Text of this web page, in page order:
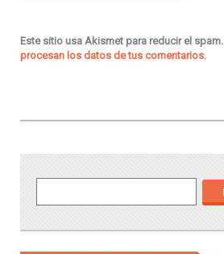
Este sitio usa Akismet para reducir el spam.
procesan los datos de tus comentarios.